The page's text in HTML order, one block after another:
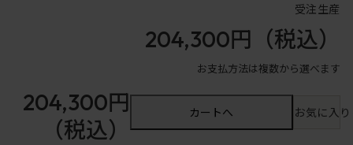
受注生産
204,300円 （税込）
お支払方法は複数から選べます
204,300円
（税込）
カートへ お気に入